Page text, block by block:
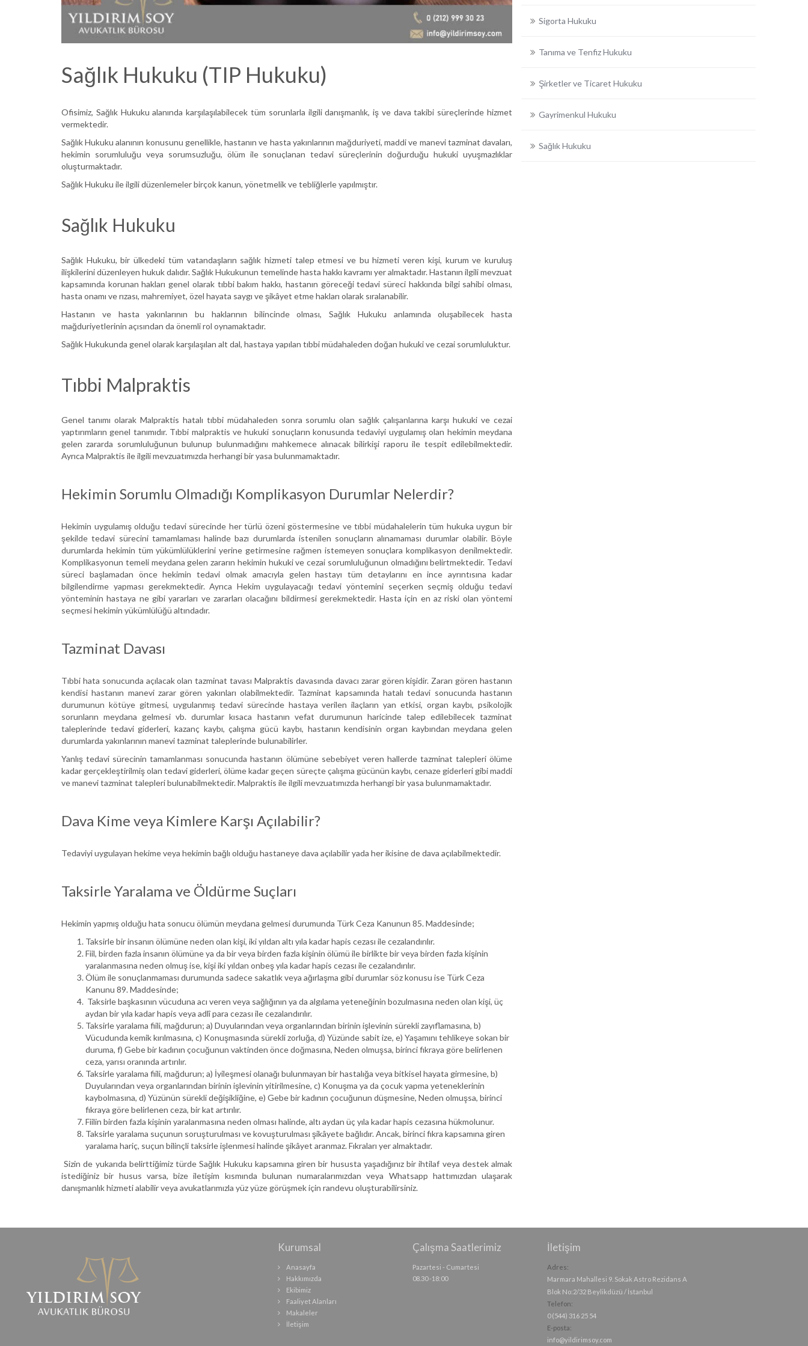
Sağlık Hukuku (TIP Hukuku)
Ofisimiz, Sağlık Hukuku alanında karşılaşılabilecek tüm sorunlarla ilgili danışmanlık, iş ve dava takibi süreçlerinde hizmet
vermektedir.
Sağlık Hukuku alanının konusunu genellikle, hastanın ve hasta yakınlarının mağduriyeti, maddi ve manevi tazminat davaları,
hekimin sorumluluğu veya sorumsuzluğu, ölüm ile sonuçlanan tedavi süreçlerinin doğurduğu hukuki uyuşmazlıklar
oluşturmaktadır.
Sağlık Hukuku ile ilgili düzenlemeler birçok kanun, yönetmelik ve tebliğlerle yapılmıştır.
Sağlık Hukuku
Sağlık Hukuku, bir ülkedeki tüm vatandaşların sağlık hizmeti talep etmesi ve bu hizmeti veren kişi, kurum ve kuruluş
ilişkilerini düzenleyen hukuk dalıdır. Sağlık Hukukunun temelinde hasta hakkı kavramı yer almaktadır. Hastanın ilgili mevzuat
kapsamında korunan hakları genel olarak tıbbi bakım hakkı, hastanın göreceği tedavi süreci hakkında bilgi sahibi olması,
hasta onamı ve rızası, mahremiyet, özel hayata saygı ve şikâyet etme hakları olarak sıralanabilir.
Hastanın ve hasta yakınlarının bu haklarının bilincinde olması, Sağlık Hukuku anlamında oluşabilecek hasta
mağduriyetlerinin açısından da önemli rol oynamaktadır.
Sağlık Hukukunda genel olarak karşılaşılan alt dal, hastaya yapılan tıbbi müdahaleden doğan hukuki ve cezai sorumluluktur.
Tıbbi Malpraktis
Genel tanımı olarak Malpraktis hatalı tıbbi müdahaleden sonra sorumlu olan sağlık çalışanlarına karşı hukuki ve cezai
yaptırımların genel tanımıdır. Tıbbi malpraktis ve hukuki sonuçların konusunda tedaviyi uygulamış olan hekimin meydana
gelen zararda sorumluluğunun bulunup bulunmadığını mahkemece alınacak bilirkişi raporu ile tespit edilebilmektedir.
Ayrıca Malpraktis ile ilgili mevzuatımızda herhangi bir yasa bulunmamaktadır.
Hekimin Sorumlu Olmadığı Komplikasyon Durumlar Nelerdir?
Hekimin uygulamış olduğu tedavi sürecinde her türlü özeni göstermesine ve tıbbi müdahalelerin tüm hukuka uygun bir
şekilde tedavi sürecini tamamlaması halinde bazı durumlarda istenilen sonuçların alınamaması durumlar olabilir. Böyle
durumlarda hekimin tüm yükümlülüklerini yerine getirmesine rağmen istemeyen sonuçlara komplikasyon denilmektedir.
Komplikasyonun temeli meydana gelen zararın hekimin hukuki ve cezai sorumluluğunun olmadığını belirtmektedir. Tedavi
süreci başlamadan önce hekimin tedavi olmak amacıyla gelen hastayı tüm detaylarını en ince ayrıntısına kadar
bilgilendirme yapması gerekmektedir. Ayrıca Hekim uygulayacağı tedavi yöntemini seçerken seçmiş olduğu tedavi
yönteminin hastaya ne gibi yararları ve zararları olacağını bildirmesi gerekmektedir. Hasta için en az riski olan yöntemi
seçmesi hekimin yükümlülüğü altındadır.
Tazminat Davası
Tıbbi hata sonucunda açılacak olan tazminat tavası Malpraktis davasında davacı zarar gören kişidir. Zararı gören hastanın
kendisi hastanın manevi zarar gören yakınları olabilmektedir. Tazminat kapsamında hatalı tedavi sonucunda hastanın
durumunun kötüye gitmesi, uygulanmış tedavi sürecinde hastaya verilen ilaçların yan etkisi, organ kaybı, psikolojik
sorunların meydana gelmesi vb. durumlar kısaca hastanın vefat durumunun haricinde talep edilebilecek tazminat
taleplerinde tedavi giderleri, kazanç kaybı, çalışma gücü kaybı, hastanın kendisinin organ kaybından meydana gelen
durumlarda yakınlarının manevi tazminat taleplerinde bulunabilirler.
Yanlış tedavi sürecinin tamamlanması sonucunda hastanın ölümüne sebebiyet veren hallerde tazminat talepleri ölüme
kadar gerçekleştirilmiş olan tedavi giderleri, ölüme kadar geçen süreçte çalışma gücünün kaybı, cenaze giderleri gibi maddi
ve manevi tazminat talepleri bulunabilmektedir. Malpraktis ile ilgili mevzuatımızda herhangi bir yasa bulunmamaktadır.
Dava Kime veya Kimlere Karşı Açılabilir?
Tedaviyi uygulayan hekime veya hekimin bağlı olduğu hastaneye dava açılabilir yada her ikisine de dava açılabilmektedir.
Taksirle Yaralama ve Öldürme Suçları
Hekimin yapmış olduğu hata sonucu ölümün meydana gelmesi durumunda Türk Ceza Kanunun 85. Maddesinde;
Taksirle bir insanın ölümüne neden olan kişi, iki yıldan altı yıla kadar hapis cezası ile cezalandırılır.
Fiil, birden fazla insanın ölümüne ya da bir veya birden fazla kişinin ölümü ile birlikte bir veya birden fazla kişinin
yaralanmasına neden olmuş ise, kişi iki yıldan onbeş yıla kadar hapis cezası ile cezalandırılır.
Ölüm ile sonuçlanmaması durumunda sadece sakatlık veya ağırlaşma gibi durumlar söz konusu ise Türk Ceza
Kanunu 89. Maddesinde;
Taksirle başkasının vücuduna acı veren veya sağlığının ya da algılama yeteneğinin bozulmasına neden olan kişi, üç
aydan bir yıla kadar hapis veya adlî para cezası ile cezalandırılır.
Taksirle yaralama fiili, mağdurun; a) Duyularından veya organlarından birinin işlevinin sürekli zayıflamasına, b)
Vücudunda kemik kırılmasına, c) Konuşmasında sürekli zorluğa, d) Yüzünde sabit ize, e) Yaşamını tehlikeye sokan bir
duruma, f) Gebe bir kadının çocuğunun vaktinden önce doğmasına, Neden olmuşsa, birinci fıkraya göre belirlenen
ceza, yarısı oranında artırılır.
Taksirle yaralama fiili, mağdurun; a) İyileşmesi olanağı bulunmayan bir hastalığa veya bitkisel hayata girmesine, b)
Duyularından veya organlarından birinin işlevinin yitirilmesine, c) Konuşma ya da çocuk yapma yeteneklerinin
kaybolmasına, d) Yüzünün sürekli değişikliğine, e) Gebe bir kadının çocuğunun düşmesine, Neden olmuşsa, birinci
fıkraya göre belirlenen ceza, bir kat artırılır.
Fiilin birden fazla kişinin yaralanmasına neden olması halinde, altı aydan üç yıla kadar hapis cezasına hükmolunur.
Taksirle yaralama suçunun soruşturulması ve kovuşturulması şikâyete bağlıdır. Ancak, birinci fıkra kapsamına giren
yaralama hariç, suçun bilinçli taksirle işlenmesi halinde şikâyet aranmaz. Fıkraları yer almaktadır.
Sizin de yukarıda belirttiğimiz türde Sağlık Hukuku kapsamına giren bir hususta yaşadığınız bir ihtilaf veya destek almak
istediğiniz bir husus varsa, bize iletişim kısmında bulunan numaralarımızdan veya Whatsapp hattımızdan ulaşarak
danışmanlık hizmeti alabilir veya avukatlarımızla yüz yüze görüşmek için randevu oluşturabilirsiniz.
Sigorta Hukuku
Tanıma ve Tenfiz Hukuku
Şirketler ve Ticaret Hukuku
Gayrimenkul Hukuku
Sağlık Hukuku
Kurumsal
Anasayfa
Hakkımızda
Ekibimiz
Faaliyet Alanları
Makaleler
İletişim
Çalışma Saatlerimiz
Pazartesi - Cumartesi
08.30 -18:00
İletişim
Adres:
Marmara Mahallesi 9. Sokak Astro Rezidans A
Blok No:2/32 Beylikdüzü / İstanbul
Telefon:
0 (544) 316 25 54
E-posta:
info@yildirimsoy.com